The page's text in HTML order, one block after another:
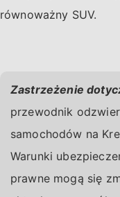
równoważny SUV.
Zastrzeżenie
przewodnik
samochodów na
Warunki
prawne mogą się